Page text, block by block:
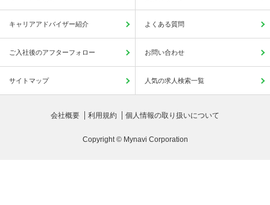
キャリアアドバイザー紹介 よくある質問
ご入社後のアフターフォロー お問い合わせ
サイトマップ 人気の求人検索一覧
会社概要 利用規約 個人情報の取り扱いについて
Copyright © Mynavi Corporation